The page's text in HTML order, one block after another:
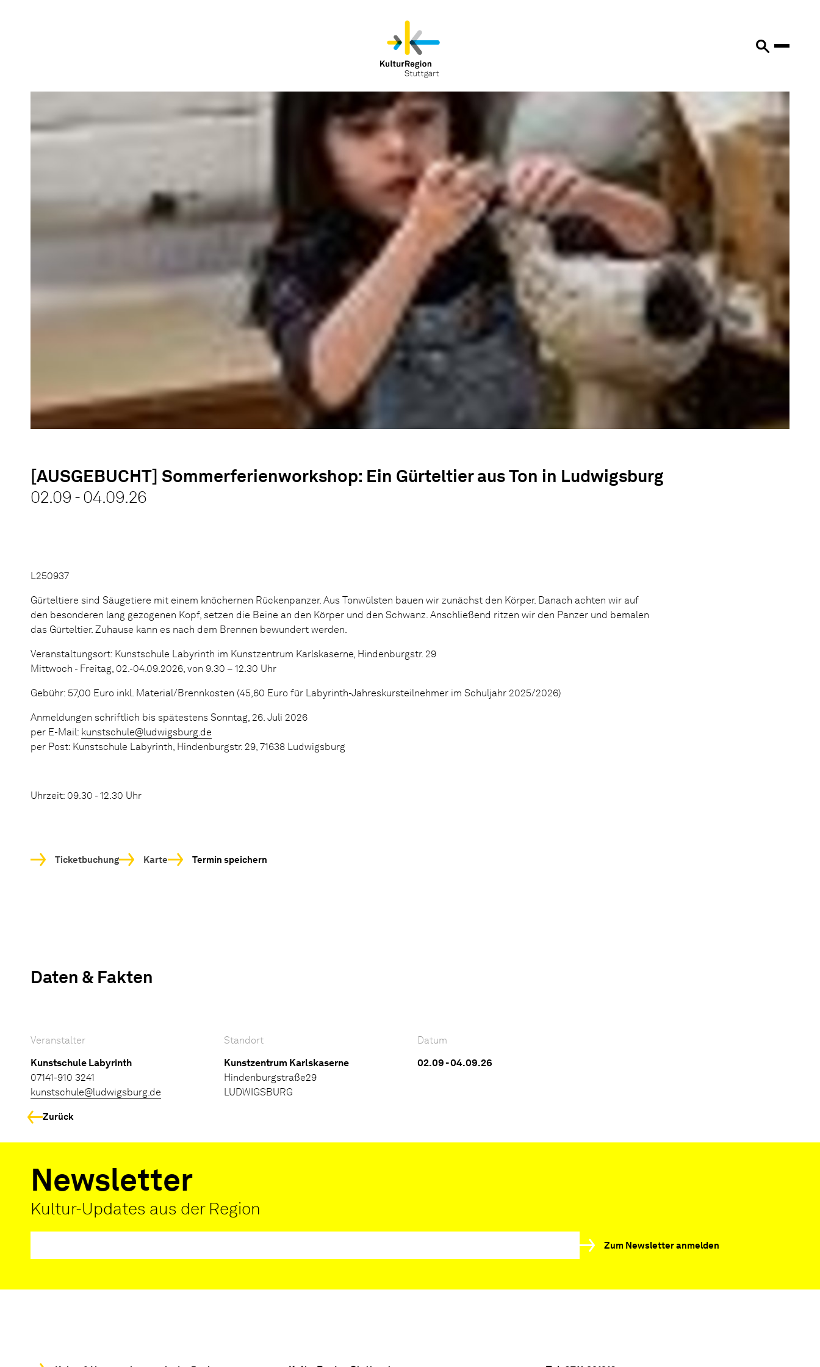
[AUSGEBUCHT] Sommerferienworkshop: Ein Gürteltier aus Ton in Ludwigsburg
02.09 - 04.09.26
L250937
Gürteltiere sind Säugetiere mit einem knöchernen Rückenpanzer. Aus Tonwülsten bauen wir zunächst den Körper. Danach achten wir auf
den besonderen lang gezogenen Kopf, setzen die Beine an den Körper und den Schwanz. Anschließend ritzen wir den Panzer und bemalen
das Gürteltier. Zuhause kann es nach dem Brennen bewundert werden.
Veranstaltungsort: Kunstschule Labyrinth im Kunstzentrum Karlskaserne, Hindenburgstr. 29
Mittwoch - Freitag, 02.-04.09.2026, von 9.30 – 12.30 Uhr
Gebühr: 57,00 Euro inkl. Material/Brennkosten (45,60 Euro für Labyrinth-Jahreskursteilnehmer im Schuljahr 2025/2026)
Anmeldungen schriftlich bis spätestens Sonntag, 26. Juli 2026
per E-Mail: kunstschule@ludwigsburg.de
per Post: Kunstschule Labyrinth, Hindenburgstr. 29, 71638 Ludwigsburg
Uhrzeit: 09.30 - 12.30 Uhr
Ticketbuchung Karte Termin speichern
Daten & Fakten
Veranstalter
Kunstschule Labyrinth
07141-910 3241
kunstschule@ludwigsburg.de
Standort
Kunstzentrum Karlskaserne
Hindenburgstraße29
LUDWIGSBURG
Datum
02.09 - 04.09.26
Zurück
Newsletter
Kultur-Updates aus der Region
Zum Newsletter anmelden